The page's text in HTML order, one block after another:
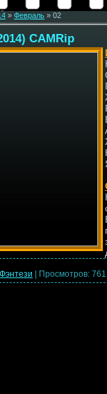
» Февраль » 02
CAMRip
Фэнтези | Просмотров: 761